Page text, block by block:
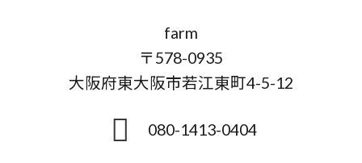
farm
〒578-0935
大阪府東大阪市若江東町4-5-12
080-1413-0404